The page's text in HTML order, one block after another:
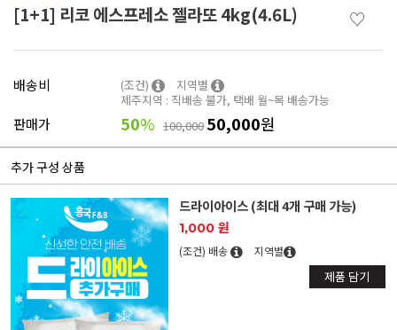
[1+1] 리코 에스프레소 젤라또 4kg(4.6L) ♡
배송비 (조건)
지역별
제주지역 : 직배송 불가, 택배 월~목 배송가능
판매가 50% 100,00050,000원
추가 구성 상품
드라이아이스 (최대 4개 구매 가능)
1,000 원
(조건) 배송 지역별
제품 담기